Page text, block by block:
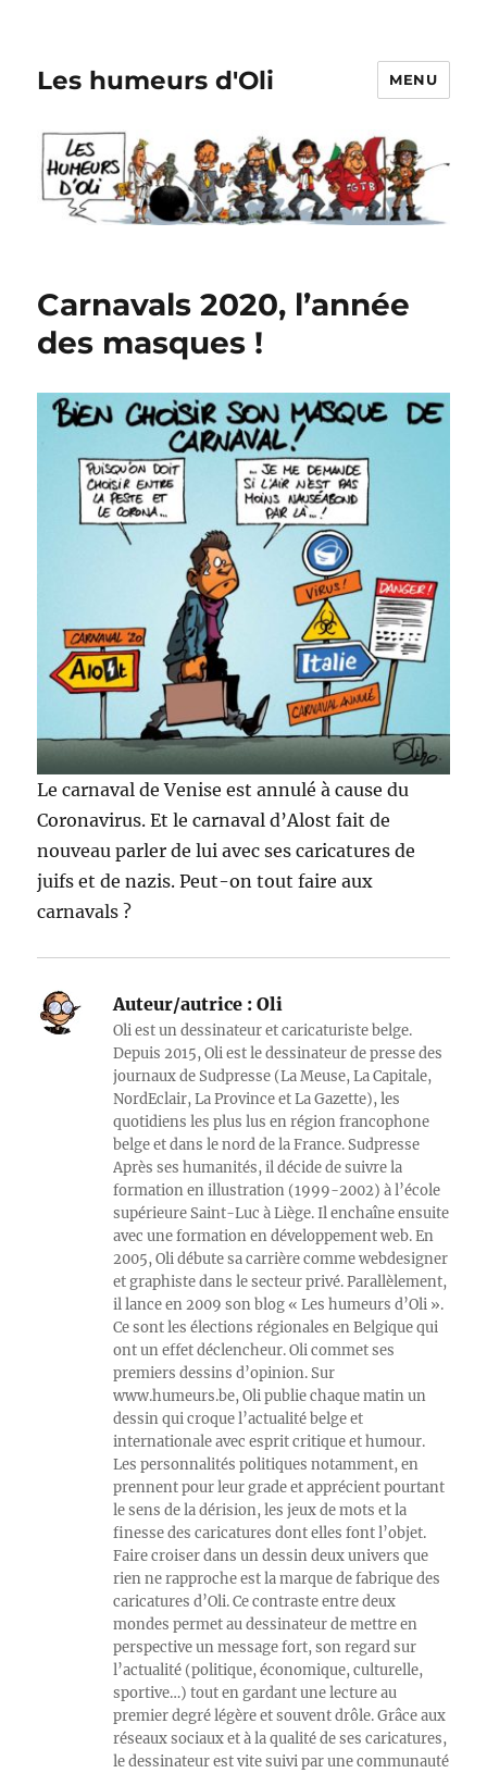
Les humeurs d'Oli MENU
Carnavals 2020, l’année
des masques !
Le carnaval de Venise est annulé à cause du
Coronavirus. Et le carnaval d’Alost fait de
nouveau parler de lui avec ses caricatures de
juifs et de nazis. Peut-on tout faire aux
carnavals ?
Auteur/autrice : Oli
Oli est un dessinateur et caricaturiste belge.
Depuis 2015, Oli est le dessinateur de presse des
journaux de Sudpresse (La Meuse, La Capitale,
NordEclair, La Province et La Gazette), les
quotidiens les plus lus en région francophone
belge et dans le nord de la France. Sudpresse
Après ses humanités, il décide de suivre la
formation en illustration (1999-2002) à l’école
supérieure Saint-Luc à Liège. Il enchaîne ensuite
avec une formation en développement web. En
2005, Oli débute sa carrière comme webdesigner
et graphiste dans le secteur privé. Parallèlement,
il lance en 2009 son blog « Les humeurs d’Oli ».
Ce sont les élections régionales en Belgique qui
ont un effet déclencheur. Oli commet ses
premiers dessins d’opinion. Sur
www.humeurs.be, Oli publie chaque matin un
dessin qui croque l’actualité belge et
internationale avec esprit critique et humour.
Les personnalités politiques notamment, en
prennent pour leur grade et apprécient pourtant
le sens de la dérision, les jeux de mots et la
finesse des caricatures dont elles font l’objet.
Faire croiser dans un dessin deux univers que
rien ne rapproche est la marque de fabrique des
caricatures d’Oli. Ce contraste entre deux
mondes permet au dessinateur de mettre en
perspective un message fort, son regard sur
l’actualité (politique, économique, culturelle,
sportive…) tout en gardant une lecture au
premier degré légère et souvent drôle. Grâce aux
réseaux sociaux et à la qualité de ses caricatures,
le dessinateur est vite suivi par une communauté